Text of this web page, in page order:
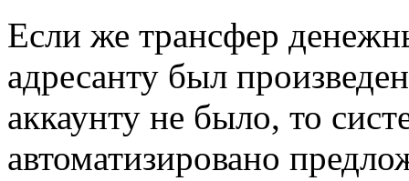
Если же трансфер
адресанту был
аккаунту не было, то
автоматизировано